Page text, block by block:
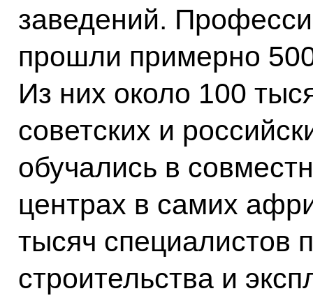
заведений.
прошли примерно
Из них около 100
советских и
обучались в
центрах в самих
тысяч специалистов
строительства и